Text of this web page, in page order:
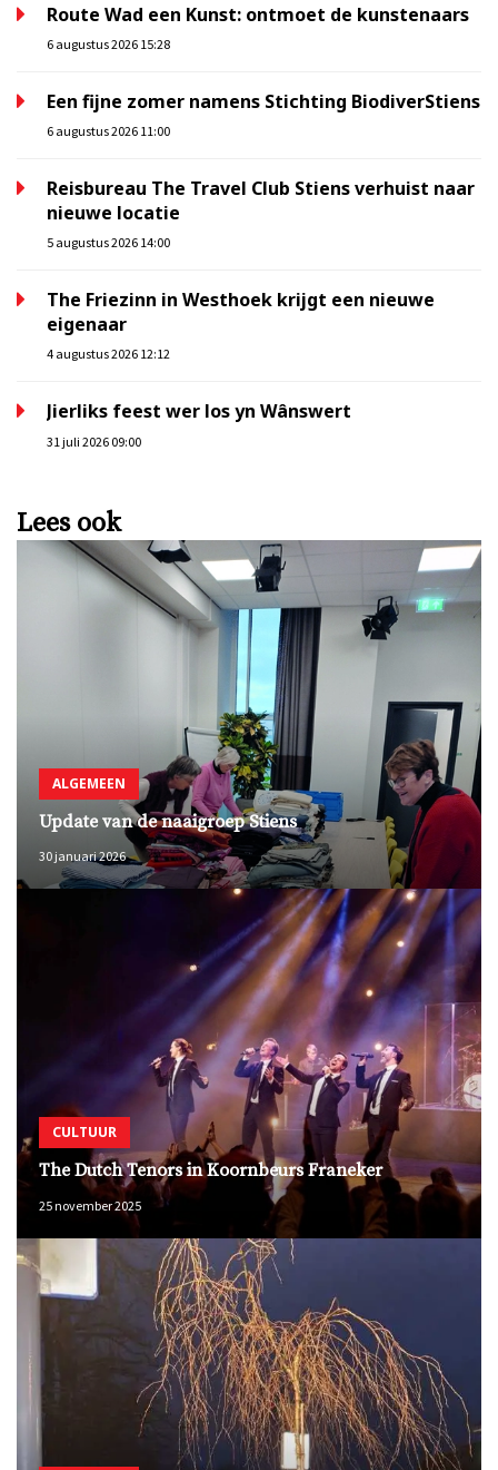
Route Wad een Kunst: ontmoet de kunstenaars
6 augustus 2026 15:28
Een fijne zomer namens Stichting BiodiverStiens
6 augustus 2026 11:00
Reisbureau The Travel Club Stiens verhuist naar
nieuwe locatie
5 augustus 2026 14:00
The Friezinn in Westhoek krijgt een nieuwe
eigenaar
4 augustus 2026 12:12
Jierliks feest wer los yn Wânswert
31 juli 2026 09:00
Lees ook
ALGEMEEN
Update van de naaigroep Stiens
30 januari 2026
CULTUUR
The Dutch Tenors in Koornbeurs Franeker
25 november 2025